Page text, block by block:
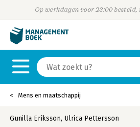
Op werkdagen voor 23:00
Mens en maatschappij
Gunilla Eriksson, Ulrica Pettersson